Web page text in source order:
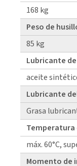
168 kg
Peso de
85 kg
Lubricante
aceite
Lubricante
Grasa
Temperatura
máx. 60°C,
Momento de